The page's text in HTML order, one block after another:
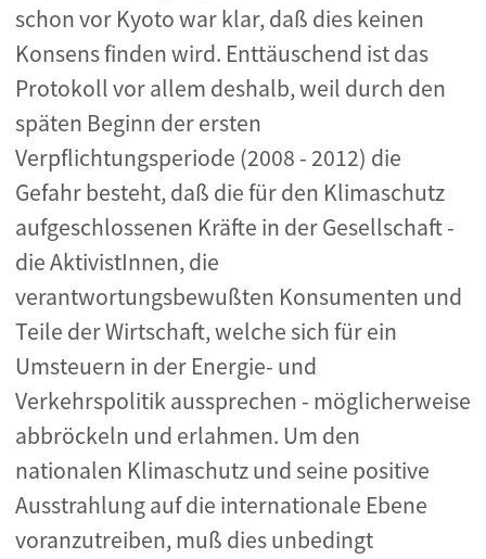
schon vor Kyoto war klar, daß dies keinen
Konsens finden wird. Enttäuschend ist das
Protokoll vor allem deshalb, weil durch den
späten Beginn der ersten
Verpflichtungsperiode (2008 - 2012) die
Gefahr besteht, daß die für den Klimaschutz
aufgeschlossenen Kräfte in der Gesellschaft -
die AktivistInnen, die
verantwortungsbewußten Konsumenten und
Teile der Wirtschaft, welche sich für ein
Umsteuern in der Energie- und
Verkehrspolitik aussprechen - möglicherweise
abbröckeln und erlahmen. Um den
nationalen Klimaschutz und seine positive
Ausstrahlung auf die internationale Ebene
voranzutreiben, muß dies unbedingt